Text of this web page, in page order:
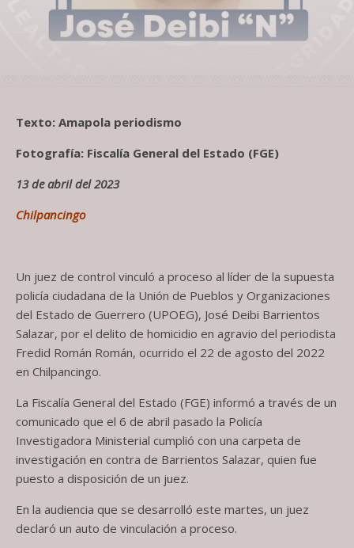
Texto: Amapola periodismo
Fotografía: Fiscalía General del Estado (FGE)
13 de abril del 2023
Chilpancingo
Un juez de control vinculó a proceso al líder de la supuesta
policía ciudadana de la Unión de Pueblos y Organizaciones
del Estado de Guerrero (UPOEG), José Deibi Barrientos
Salazar, por el delito de homicidio en agravio del periodista
Fredid Román Román, ocurrido el 22 de agosto del 2022
en Chilpancingo.
La Fiscalía General del Estado (FGE) informó a través de un
comunicado que el 6 de abril pasado la Policía
Investigadora Ministerial cumplió con una carpeta de
investigación en contra de Barrientos Salazar, quien fue
puesto a disposición de un juez.
En la audiencia que se desarrolló este martes, un juez
declaró un auto de vinculación a proceso.